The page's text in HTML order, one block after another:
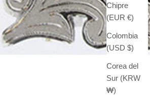
Chipre
(EUR €)
Colombia
(USD $)
Corea del
Sur (KRW
₩)